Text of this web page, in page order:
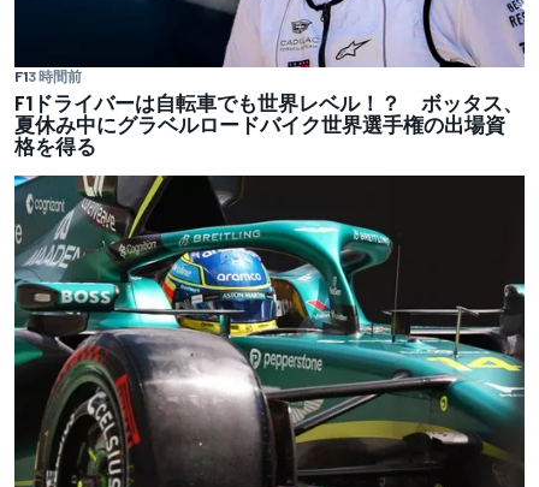
F13 時間前
F1ドライバーは自転車でも世界レベル！？ ボッタス、
夏休み中にグラベルロードバイク世界選手権の出場資
格を得る